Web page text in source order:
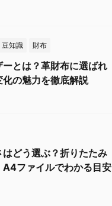
豆知識 財布
とは？革財布に選ばれ
の魅力を徹底解説
どう選ぶ？折りたたみ
A4ファイルでわかる目安